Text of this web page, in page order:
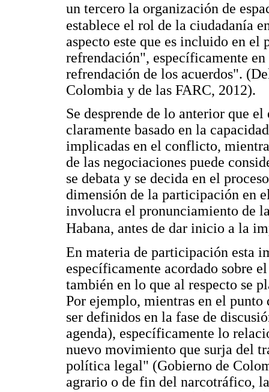
un tercero la organización de
establece el rol de la ciudadanía
aspecto este que es incluido en
refrendación", específicamente
refrendación de los acuerdos".
Colombia y de las FARC, 2012).
Se desprende de lo anterior que
claramente basado en la
implicadas en el conflicto,
de las negociaciones puede
se debata y se decida en el
dimensión de la participación en
involucra el pronunciamiento de
Habana, antes de dar inicio a la
En materia de participación esta
específicamente acordado sobre
también en lo que al respecto se
Por ejemplo, mientras en el punto
ser definidos en la fase de
agenda), específicamente lo
nuevo movimiento que surja del
política legal" (Gobierno de
agrario o de fin del narcotráfico,